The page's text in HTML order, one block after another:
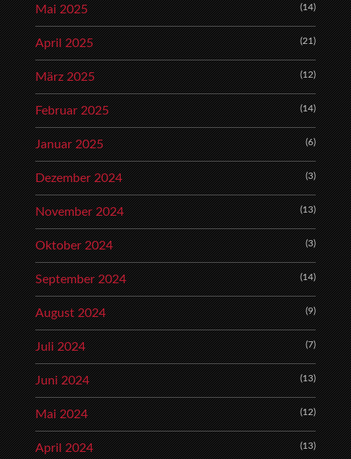
Mai 2025 (14)
April 2025 (21)
März 2025 (12)
Februar 2025 (14)
Januar 2025 (6)
Dezember 2024 (3)
November 2024 (13)
Oktober 2024 (3)
September 2024 (14)
August 2024 (9)
Juli 2024 (7)
Juni 2024 (13)
Mai 2024 (12)
April 2024 (13)